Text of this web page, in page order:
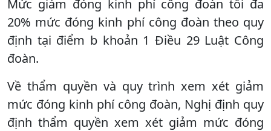
Mức giảm đóng kinh phí công đoàn tối đa
20% mức đóng kinh phí công đoàn theo quy
định tại điểm b khoản 1 Điều 29 Luật Công
đoàn.
Về thẩm quyền và quy trình xem xét giảm
mức đóng kinh phí công đoàn, Nghị định quy
định thẩm quyền xem xét giảm mức đóng